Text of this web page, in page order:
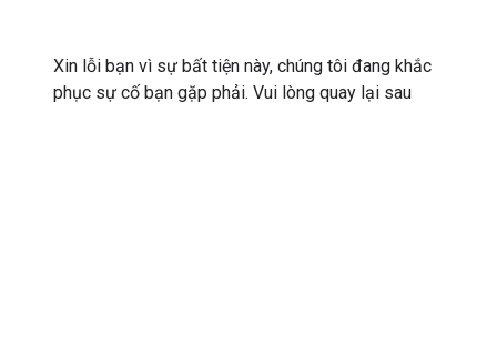
Xin lỗi bạn vì sự bất tiện này, chúng tôi đang khắc
phục sự cố bạn gặp phải. Vui lòng quay lại sau